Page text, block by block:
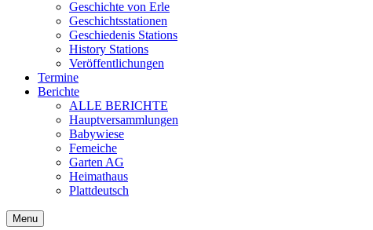
Geschichte von Erle
Geschichtsstationen
Geschiedenis Stations
History Stations
Veröffentlichungen
Termine
Berichte
ALLE BERICHTE
Hauptversammlungen
Babywiese
Femeiche
Garten AG
Heimathaus
Plattdeutsch
Menu